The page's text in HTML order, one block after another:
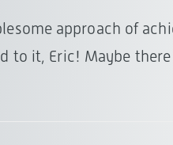
approach of
to it, Eric! Maybe